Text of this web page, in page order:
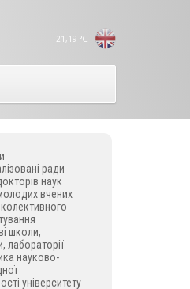
21,19 °C
ради
наук
вчених
школи,
лабораторії
науково-
університету